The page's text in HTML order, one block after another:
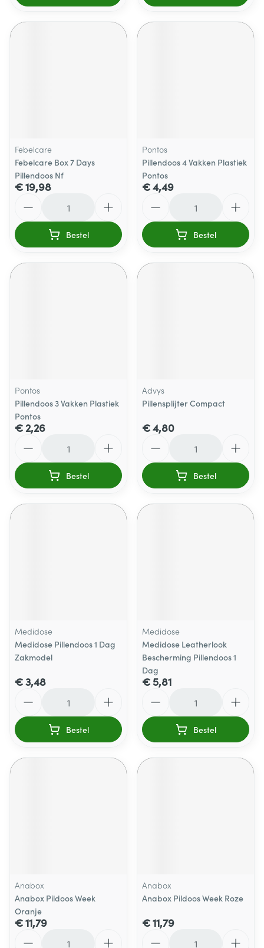
Febelcare
Febelcare Box 7 Days
Pillendoos Nf
€ 19,98
Bestel
Pontos
Pillendoos 4 Vakken Plastiek
Pontos
€ 4,49
Bestel
Pontos
Pillendoos 3 Vakken Plastiek
Pontos
€ 2,26
Bestel
Advys
Pillensplijter Compact
€ 4,80
Bestel
Medidose
Medidose Pillendoos 1 Dag
Zakmodel
€ 3,48
Bestel
Medidose
Medidose Leatherlook
Bescherming Pillendoos 1
Dag
€ 5,81
Bestel
Anabox
Anabox Pildoos Week
Oranje
€ 11,79
Anabox
Anabox Pildoos Week Roze
€ 11,79